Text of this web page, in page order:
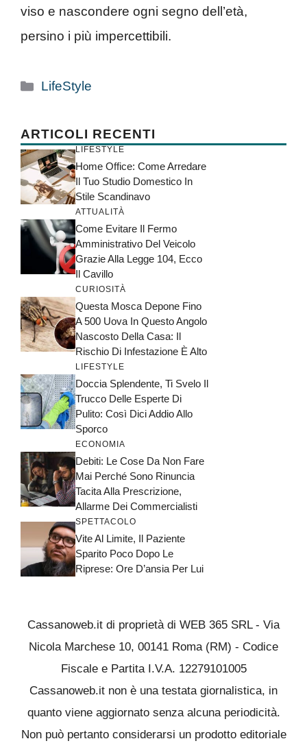
viso e nascondere ogni segno dell’età,
persino i più impercettibili.
Categorie
LifeStyle
ARTICOLI RECENTI
LIFESTYLE
Home Office: Come Arredare
Il Tuo Studio Domestico In
Stile Scandinavo
ATTUALITÀ
Come Evitare Il Fermo
Amministrativo Del Veicolo
Grazie Alla Legge 104, Ecco
Il Cavillo
CURIOSITÀ
Questa Mosca Depone Fino
A 500 Uova In Questo Angolo
Nascosto Della Casa: Il
Rischio Di Infestazione È Alto
LIFESTYLE
Doccia Splendente, Ti Svelo Il
Trucco Delle Esperte Di
Pulito: Così Dici Addio Allo
Sporco
ECONOMIA
Debiti: Le Cose Da Non Fare
Mai Perché Sono Rinuncia
Tacita Alla Prescrizione,
Allarme Dei Commercialisti
SPETTACOLO
Vite Al Limite, Il Paziente
Sparito Poco Dopo Le
Riprese: Ore D’ansia Per Lui
Cassanoweb.it di proprietà di WEB 365 SRL - Via
Nicola Marchese 10, 00141 Roma (RM) - Codice
Fiscale e Partita I.V.A. 12279101005
Cassanoweb.it non è una testata giornalistica, in
quanto viene aggiornato senza alcuna periodicità.
Non può pertanto considerarsi un prodotto editoriale